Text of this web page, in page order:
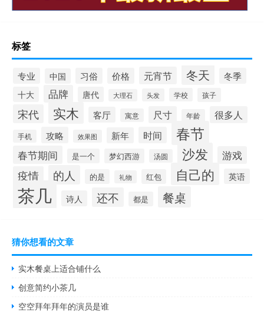
标签
专业 中国 习俗 价格 元宵节 冬天 冬季
十大 品牌 唐代 大理石 头发 学校 孩子
宋代 实木 客厅 寓意 尺寸 年龄 很多人
手机 攻略 效果图 新年 时间 春节
春节期间 是一个 梦幻西游 汤圆 沙发 游戏
疫情 的人 的是 礼物 红包 自己的 英语
茶几 诗人 还不 都是 餐桌
猜你想看的文章
实木餐桌上适合铺什么
创意简约小茶几
空空拜年拜年的演员是谁